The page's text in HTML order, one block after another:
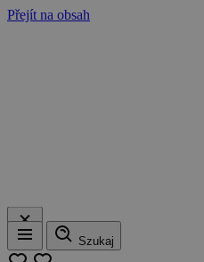
Přejít na obsah
Menu
Szukaj